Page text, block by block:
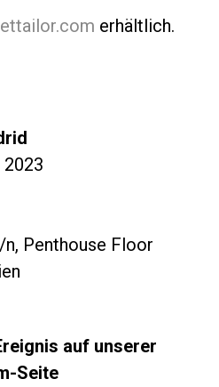
erhältlich.
2023
Penthouse Floor
auf unserer
Seite